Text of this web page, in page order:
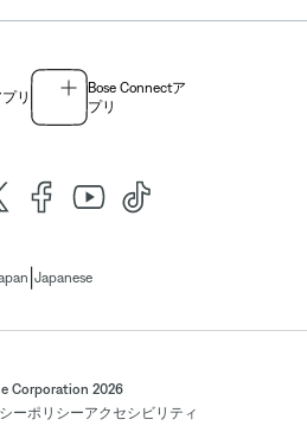
リ
Bose Connectア
プリ
Japanese
Corporation 2026
ーポリシーアクセシビリティ